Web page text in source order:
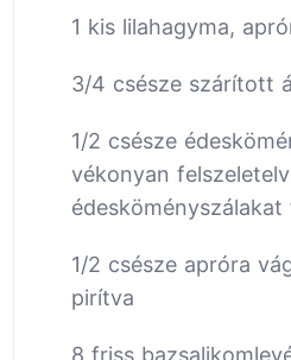
1 kis lilahagyma,
3/4 csésze szárított
1/2 csésze
vékonyan
édesköményszálakat
1/2 csésze apróra
pirítva
8 friss